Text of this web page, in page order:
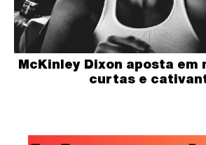
McKinley Dixon aposta em
curtas e